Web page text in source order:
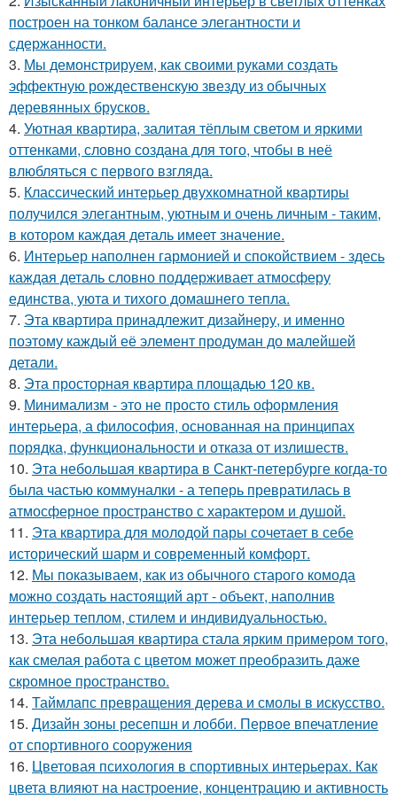
построен на тонком балансе элегантности и
сдержанности.
3. Мы демонстрируем, как своими руками создать
эффектную рождественскую звезду из обычных
деревянных брусков.
4. Уютная квартира, залитая тёплым светом и яркими
оттенками, словно создана для того, чтобы в неё
влюбляться с первого взгляда.
5. Классический интерьер двухкомнатной квартиры
получился элегантным, уютным и очень личным - таким,
в котором каждая деталь имеет значение.
6. Интерьер наполнен гармонией и спокойствием - здесь
каждая деталь словно поддерживает атмосферу
единства, уюта и тихого домашнего тепла.
7. Эта квартира принадлежит дизайнеру, и именно
поэтому каждый её элемент продуман до малейшей
детали.
8. Эта просторная квартира площадью 120 кв.
9. Минимализм - это не просто стиль оформления
интерьера, а философия, основанная на принципах
порядка, функциональности и отказа от излишеств.
10. Эта небольшая квартира в Санкт-петербурге когда-то
была частью коммуналки - а теперь превратилась в
атмосферное пространство с характером и душой.
11. Эта квартира для молодой пары сочетает в себе
исторический шарм и современный комфорт.
12. Мы показываем, как из обычного старого комода
можно создать настоящий арт - объект, наполнив
интерьер теплом, стилем и индивидуальностью.
13. Эта небольшая квартира стала ярким примером того,
как смелая работа с цветом может преобразить даже
скромное пространство.
14. Таймлапс превращения дерева и смолы в искусство.
15. Дизайн зоны ресепшн и лобби. Первое впечатление
от спортивного сооружения
16. Цветовая психология в спортивных интерьерах. Как
цвета влияют на настроение, концентрацию и активность